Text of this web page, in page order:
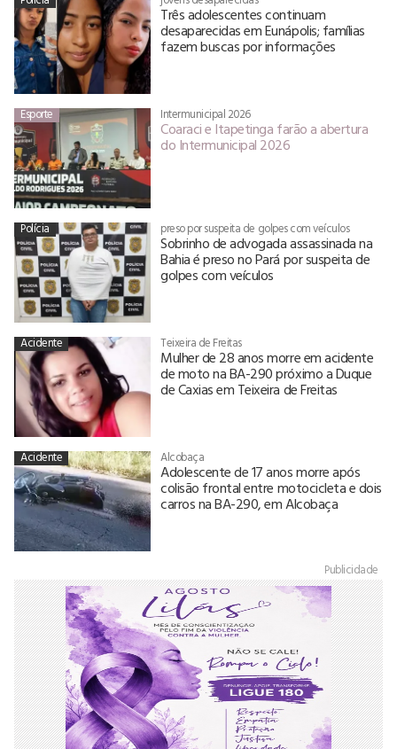
Três adolescentes continuam
desaparecidas em Eunápolis; famílias
fazem buscas por informações
Esporte Intermunicipal 2026
Coaraci e Itapetinga farão a abertura
do Intermunicipal 2026
Polícia preso por suspeita de golpes com veículos
Sobrinho de advogada assassinada na
Bahia é preso no Pará por suspeita de
golpes com veículos
Acidente Teixeira de Freitas
Mulher de 28 anos morre em acidente
de moto na BA-290 próximo a Duque
de Caxias em Teixeira de Freitas
Acidente Alcobaça
Adolescente de 17 anos morre após
colisão frontal entre motocicleta e dois
carros na BA-290, em Alcobaça
Publicidade